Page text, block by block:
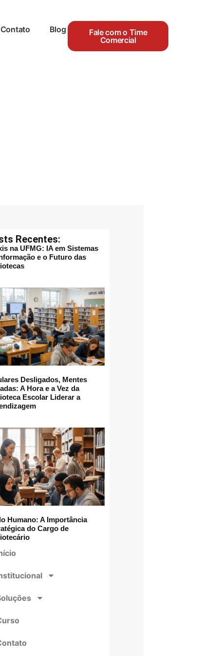
Contato Blog
Fale com o Time
Comercial
Recentes:
na UFMG: IA em Sistemas
e o Futuro das
Desligados, Mentes
A Hora e a Vez da
Escolar Liderar a
Humano: A Importância
do Cargo de